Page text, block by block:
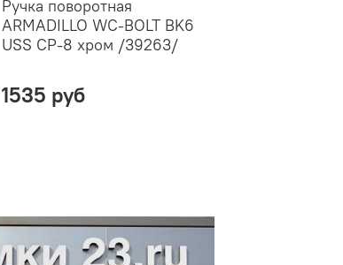
Ручка поворотная
ARMADILLO WC-BOLT BK6
USS CP-8 хром /39263/
1535 руб